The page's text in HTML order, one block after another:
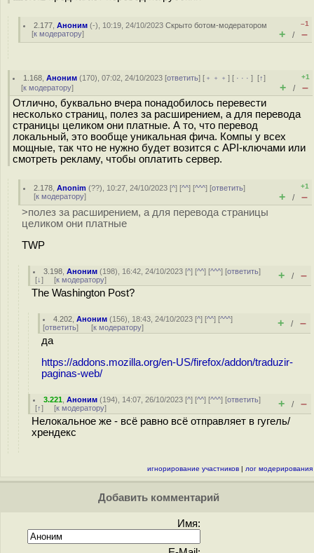
2.177 ,Аноним (-), 10:19, 24/10/2023Скрыто ботом-модератором
[к модератору]
–1
+ / –
1.168 ,Аноним (170), 07:02, 24/10/2023 [ответить] [ ﹢﹢﹢] [ · · ·][↑]
[к модератору]
+1
+ / –
Отлично, буквально вчера понадобилось перевести
несколько страниц, полез за расширением, а для перевода
страницы целиком они платные. А то, что перевод
локальный, это вообще уникальная фича. Компы у всех
мощные, так что не нужно будет возится с API-ключами или
смотреть рекламу, чтобы оплатить сервер.
2.178 ,Anonim (??), 10:27, 24/10/2023 [^] [^^] [^^^] [ответить]
[к модератору]
+1
+ / –
>полез за расширением, а для перевода страницы
целиком они платные
TWP
3.198 ,Аноним (198), 16:42, 24/10/2023 [^] [^^] [^^^] [ответить]
[↓] [к модератору] + / –
The Washington Post?
4.202 ,Аноним (156), 18:43, 24/10/2023 [^] [^^] [^^^]
[ответить] [к модератору] + / –
да
https://addons.mozilla.org/en-US/firefox/addon/traduzir-
paginas-web/
3.221 ,Аноним (194), 14:07, 26/10/2023 [^] [^^] [^^^] [ответить]
[↑] [к модератору] + / –
Нелокальное же - всё равно всё отправляет в гугель/
хрендекс
игнорирование участников | лог модерирования
Добавить комментарий
Имя: